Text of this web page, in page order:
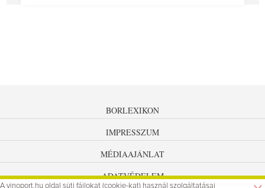
BORLEXIKON
IMPRESSZUM
MÉDIAAJÁNLAT
ADATVÉDELEM
A vinoport.hu oldal süti fájlokat (cookie-kat) használ szolgáltatásai